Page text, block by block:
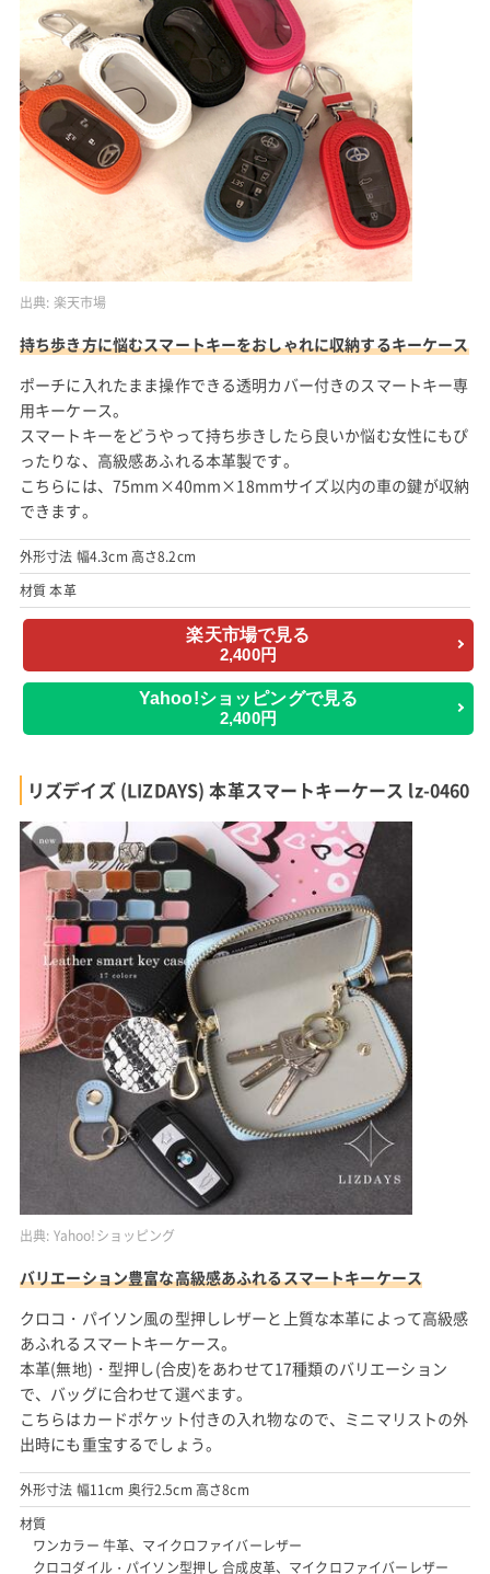
出典: 楽天市場
持ち歩き方に悩むスマートキーをおしゃれに収納するキーケース
ポーチに入れたまま操作できる透明カバー付きのスマートキー専
用キーケース。
スマートキーをどうやって持ち歩きしたら良いか悩む女性にもぴ
ったりな、高級感あふれる本革製です。
こちらには、75mm×40mm×18mmサイズ以内の車の鍵が収納
できます。
外形寸法 幅4.3cm 高さ8.2cm
材質 本革
楽天市場で見る
2,400円
Yahoo!ショッピングで見る
2,400円
リズデイズ (LIZDAYS) 本革スマートキーケース lz-0460
出典: Yahoo!ショッピング
バリエーション豊富な高級感あふれるスマートキーケース
クロコ・パイソン風の型押しレザーと上質な本革によって高級感
あふれるスマートキーケース。
本革(無地)・型押し(合皮)をあわせて17種類のバリエーション
で、バッグに合わせて選べます。
こちらはカードポケット付きの入れ物なので、ミニマリストの外
出時にも重宝するでしょう。
外形寸法 幅11cm 奥行2.5cm 高さ8cm
材質
ワンカラー 牛革、マイクロファイバーレザー
クロコダイル・パイソン型押し 合成皮革、マイクロファイバーレザー